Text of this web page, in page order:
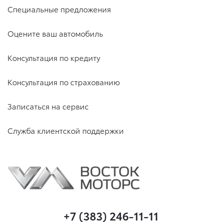
Специальные предложения
Оцените ваш автомобиль
Консультация по кредиту
Консультация по страхованию
Записаться на сервис
Служба клиентской поддержки
+7 (383) 246-11-11